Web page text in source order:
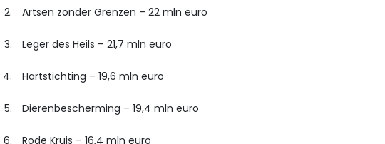
Artsen zonder Grenzen – 22 mln euro
Leger des Heils – 21,7 mln euro
Hartstichting – 19,6 mln euro
Dierenbescherming – 19,4 mln euro
Rode Kruis – 16,4 mln euro